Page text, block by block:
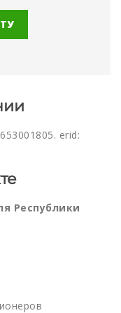
erid:
Республики